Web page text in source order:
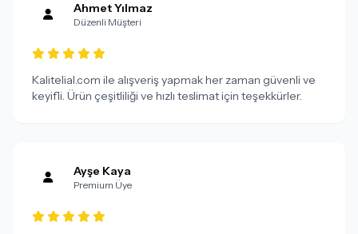
Ahmet Yılmaz
Düzenli Müşteri
Kalitelial.com ile alışveriş yapmak her zaman güvenli ve
keyifli. Ürün çeşitliliği ve hızlı teslimat için teşekkürler.
Ayşe Kaya
Premium Üye